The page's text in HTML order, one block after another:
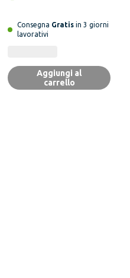
Consegna Gratis in 3 giorni
lavorativi
Aggiungi al
carrello